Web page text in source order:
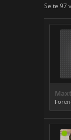
Seite 97